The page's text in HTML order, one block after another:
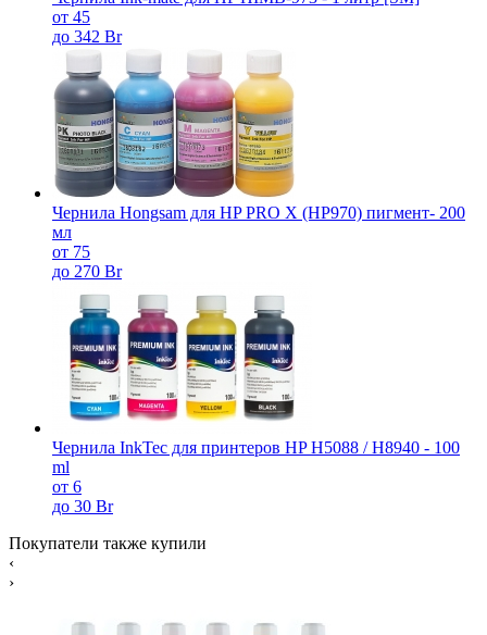
от 45
до 342 Br
Чернила Hongsam для HP PRO X (HP970) пигмент- 200
мл
от 75
до 270 Br
Чернила InkTec для принтеров HP H5088 / H8940 - 100
ml
от 6
до 30 Br
Покупатели также купили
‹
›